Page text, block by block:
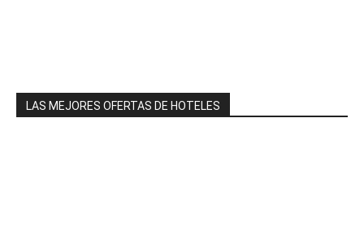
LAS MEJORES OFERTAS DE HOTELES